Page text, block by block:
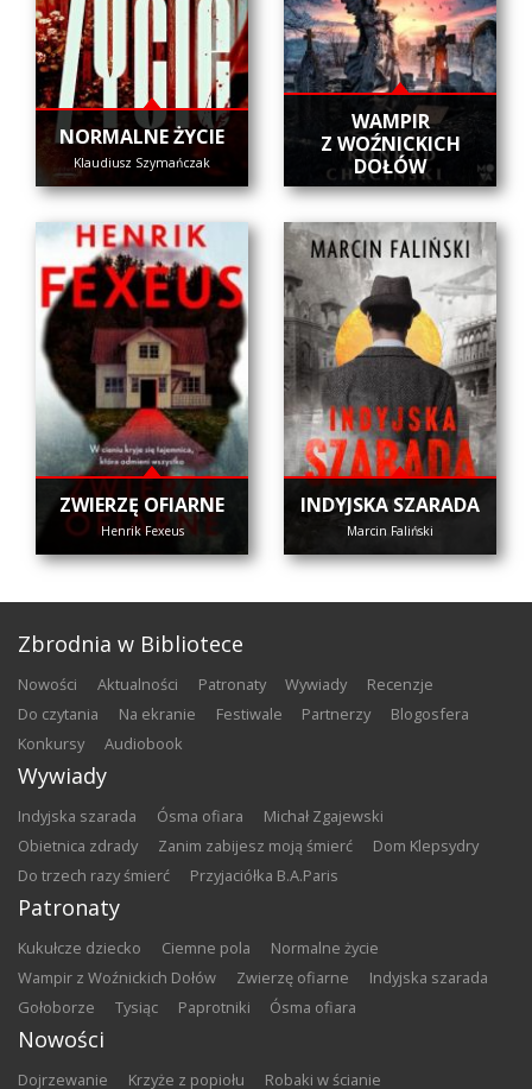
NORMALNE ŻYCIE
Klaudiusz Szymańczak
WAMPIR
Z WOŹNICKICH
DOŁÓW
ZWIERZĘ OFIARNE
Henrik Fexeus
INDYJSKA SZARADA
Marcin Faliński
Zbrodnia w Bibliotece
nowości aktualności patronaty wywiady
recenzje
do czytania
na ekranie festiwale partnerzy
blogosfera
konkursy
audiobook
Wywiady
Indyjska szarada Ósma ofiara
Michał Zgajewski
Obietnica zdrady
Zanim zabijesz moją śmierć
Dom Klepsydry
Do trzech razy śmierć
Przyjaciółka B.A.Paris
Patronaty
Kukułcze dziecko Ciemne pola
Normalne życie
Wampir z Woźnickich Dołów
Zwierzę ofiarne
Indyjska szarada
Gołoborze
Tysiąc Paprotniki Ósma ofiara
Nowości
Dojrzewanie Krzyże z popiołu Robaki w ścianie